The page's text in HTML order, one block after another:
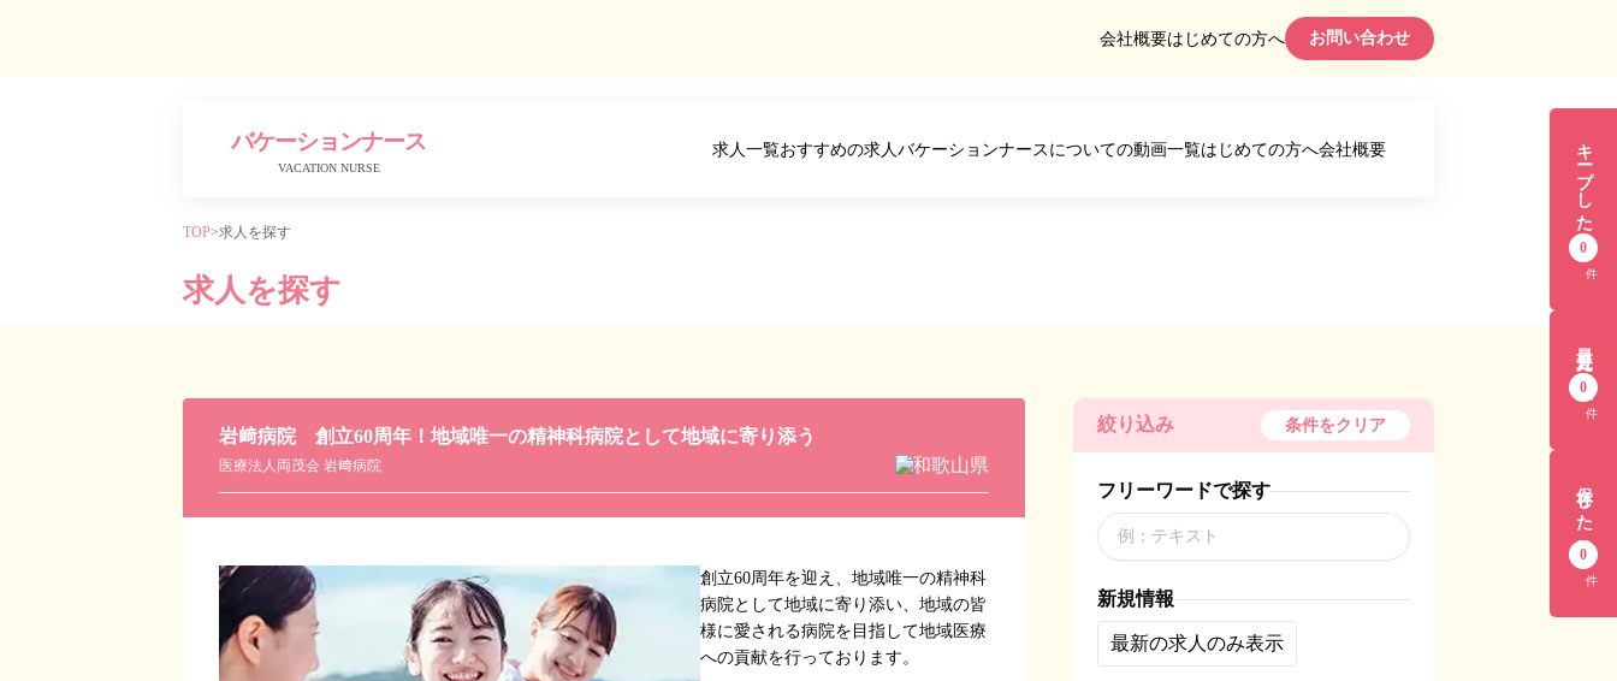
会社概要はじめての方へ お問い合わせ
バケーションナース
VACATION NURSE
求人一覧おすすめの求人バケーションナースについての動画一覧はじめての方へ会社概要
TOP>求人を探す
求人を探す
岩﨑病院 創立60周年！地域唯一の精神科病院として地域に寄り添う
医療法人両茂会 岩﨑病院 和歌山県
創立60周年を迎え、地域唯一の精神科
病院として地域に寄り添い、地域の皆
様に愛される病院を目指して地域医療
への貢献を行っております。
絞り込み 条件をクリア
フリーワードで探す
新規情報
最新の求人のみ表示
キープした求人
0
件
最近見た求人
0
件
保存した検索条件
0
件